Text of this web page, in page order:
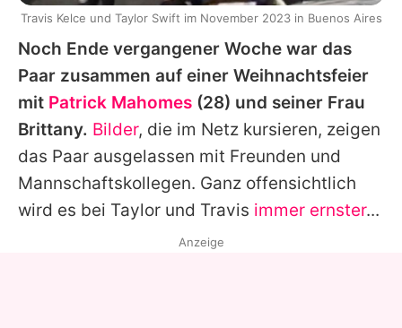
Noch Ende vergangener Woche war das
Paar zusammen auf einer Weihnachtsfeier
mit Patrick Mahomes (28) und seiner Frau
Brittany. Bilder, die im Netz kursieren, zeigen
das Paar ausgelassen mit Freunden und
Mannschaftskollegen. Ganz offensichtlich
wird es bei Taylor und Travis immer ernster...
Travis Kelce und Taylor Swift im November 2023 in Buenos Aires
Anzeige